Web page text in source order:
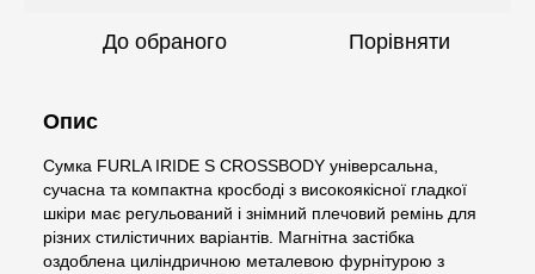
До обраного Порівняти
Опис
Сумка FURLA IRIDE S CROSSBODY універсальна,
сучасна та компактна кросбоді з високоякісної гладкої
шкіри має регульований і знімний плечовий ремінь для
різних стилістичних варіантів. Магнітна застібка
оздоблена циліндричною металевою фурнітурою з